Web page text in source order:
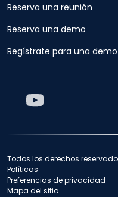
Reserva una reunión
Reserva una demo
Regístrate para una
Todos los derechos
Políticas
Preferencias de privacidad
Mapa del sitio